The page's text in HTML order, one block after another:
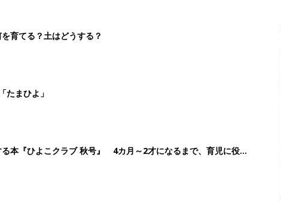
育てる？土はどうする？
たまひよ」
本『ひよこクラブ 秋号』 4カ月～2才になるまで、育児に役立